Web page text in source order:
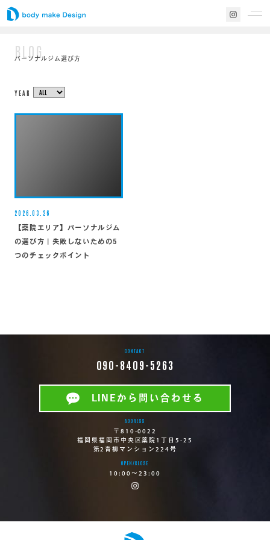
BLOG
パーソナルジム選び方
YEAR
2026.03.26
【薬院エリア】パーソナルジム
の選び方｜失敗しないための5
つのチェックポイント
CONTACT
090-8409-5263
LINEから問い合わせる
ADDRESS
〒810-0022
福岡県福岡市中央区薬院1丁目5-25
第2青柳マンション224号
OPEN/CLOSE
10:00〜23:00